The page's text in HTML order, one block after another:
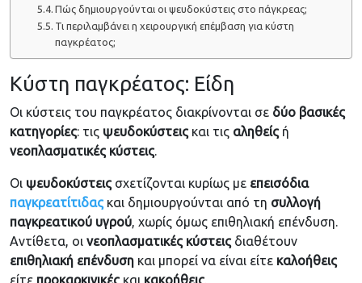
Πώς δημιουργούνται οι ψευδοκύστεις στο πάγκρεας;
Τι περιλαμβάνει η χειρουργική επέμβαση για κύστη
παγκρέατος;
Κύστη παγκρέατος: Είδη
Οι κύστεις του παγκρέατος διακρίνονται σε δύο βασικές
κατηγορίες: τις ψευδοκύστεις και τις αληθείς ή
νεοπλασματικές κύστεις.
Οι ψευδοκύστεις σχετίζονται κυρίως με επεισόδια
παγκρεατίτιδας και δημιουργούνται από τη συλλογή
παγκρεατικού υγρού, χωρίς όμως επιθηλιακή επένδυση.
Αντίθετα, οι νεοπλασματικές κύστεις διαθέτουν
επιθηλιακή επένδυση και μπορεί να είναι είτε καλοήθεις
είτε προκαρκινικές και κακοήθεις.